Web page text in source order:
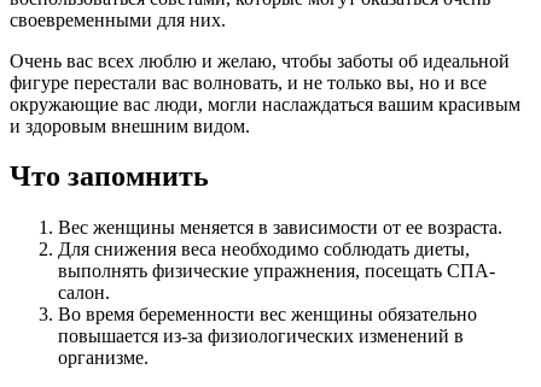
своевременными для них.
Очень вас всех люблю и желаю, чтобы заботы об идеальной
фигуре перестали вас волновать, и не только вы, но и все
окружающие вас люди, могли наслаждаться вашим красивым
и здоровым внешним видом.
Что запомнить
Вес женщины меняется в зависимости от ее возраста.
Для снижения веса необходимо соблюдать диеты,
выполнять физические упражнения, посещать СПА-
салон.
Во время беременности вес женщины обязательно
повышается из-за физиологических изменений в
организме.